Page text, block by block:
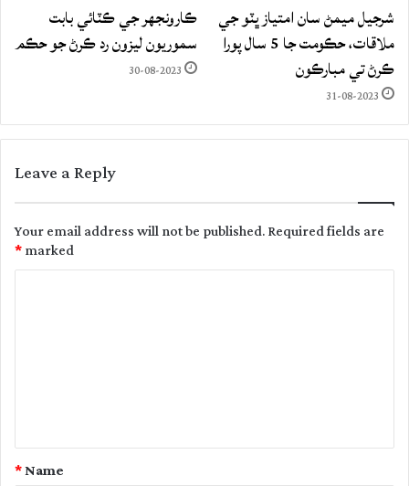
شرجيل ميمڻ سان امتياز ڀٽو جي
ملاقات، حڪومت جا 5 سال پورا
ڪرڻ تي مبارڪون
31-08-2023
ڪارونجهر جي ڪٽائي بابت
سموريون ليزون رد ڪرڻ جو حڪم
30-08-2023
Leave a Reply
Your email address will not be published.Required fields are
marked
*
t
Name
*